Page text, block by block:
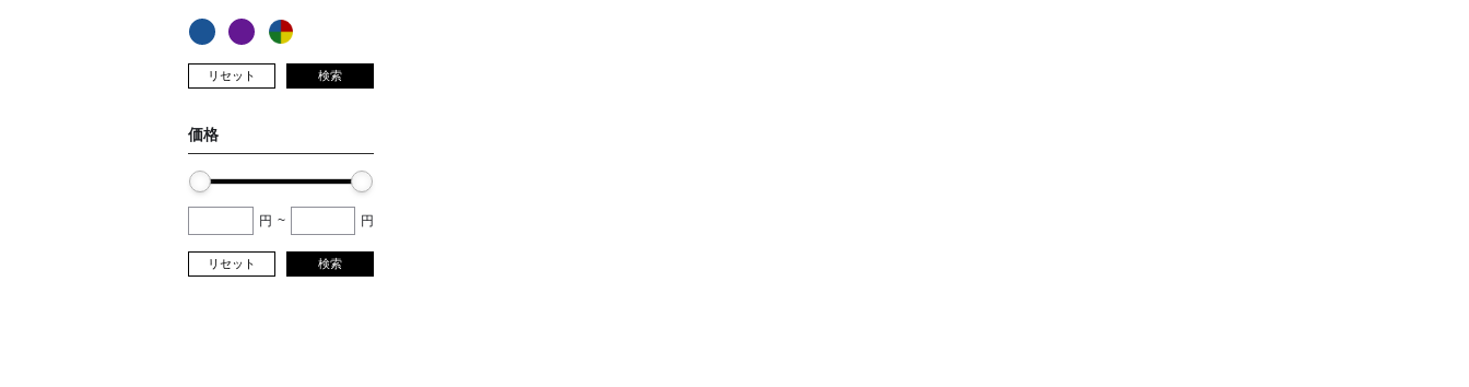
リセット 検索
価格
円 ~ 円
リセット 検索